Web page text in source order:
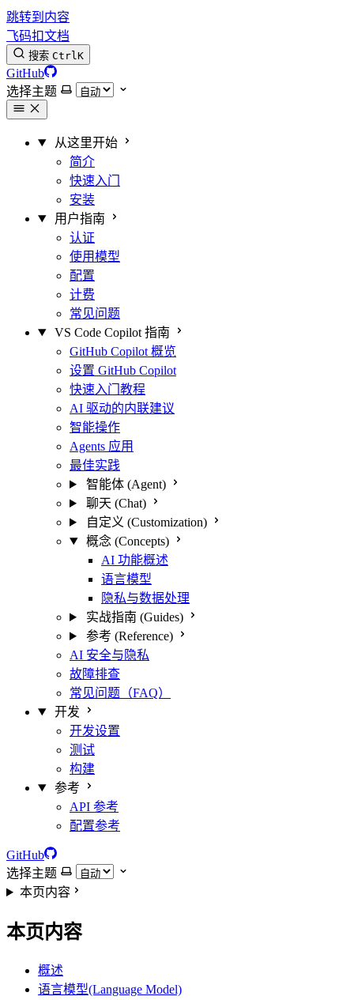
跳转到内容
飞码扣文档
搜索 CtrlK
GitHub
选择主题
从这里开始
简介
快速入门
安装
用户指南
认证
使用模型
配置
计费
常见问题
VS Code Copilot 指南
GitHub Copilot 概览
设置 GitHub Copilot
快速入门教程
AI 驱动的内联建议
智能操作
Agents 应用
最佳实践
智能体 (Agent)
聊天 (Chat)
自定义 (Customization)
概念 (Concepts)
AI 功能概述
语言模型
隐私与数据处理
实战指南 (Guides)
参考 (Reference)
AI 安全与隐私
故障排查
常见问题（FAQ）
开发
开发设置
测试
构建
参考
API 参考
配置参考
GitHub
选择主题
本页内容
本页内容
概述
语言模型(Language Model)